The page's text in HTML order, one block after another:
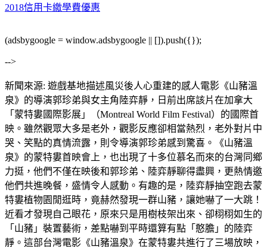
2018信用卡繳學費優惠
(adsbygoogle = window.adsbygoogle || []).push({});
-->
新聞來源: 遊戲基地描述風災後人心重建的感人電影《山豬溫
泉》的導演郭珍弟與女主角陸弈靜，日前出席該片在加拿大
「蒙特婁國際影展」（Montreal World Film Festival）的國際首
映。雖然觀眾大多是老外，觀影反應卻相當熱烈，老外對片中
哭、笑點的真情流露，則令導演郭珍弟感到驚喜。《山豬溫
泉》的蒙特婁首映會上，也出現了十多位慕名而來的台灣同鄉
力挺，他們不僅在映後和郭珍弟、陸弈靜聊得盡興，更熱情邀
他們共進晚餐，盛情令人感動。有趣的是，陸弈靜抽空跑去蒙
特婁植物園閒逛時，竟赫然發現一群山豬，讓她嚇了一大跳！
近看才發現自己眼花，原來只是用樹枝架出來、卻栩栩如生的
「山豬」裝置藝術，差點嚇到平時還算有點「憨膽」的陸弈
靜。這部台灣電影《山豬溫泉》在蒙特婁共進行了三場放映，